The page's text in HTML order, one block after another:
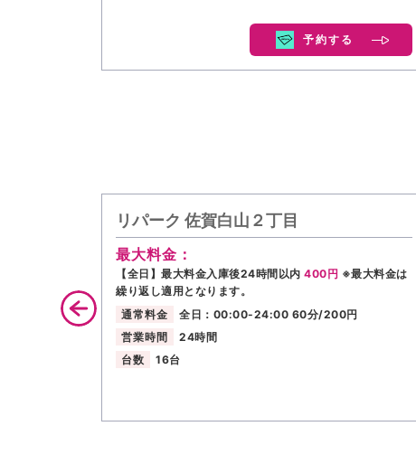
予約する
リパーク 佐賀白山２丁目
最大料金：
【全日】最大料金入庫後24時間以内 400円 ※最大料金は
繰り返し適用となります。
通常料金
全日：00:00-24:00 60分/200円
営業時間
24時間
台数
16台